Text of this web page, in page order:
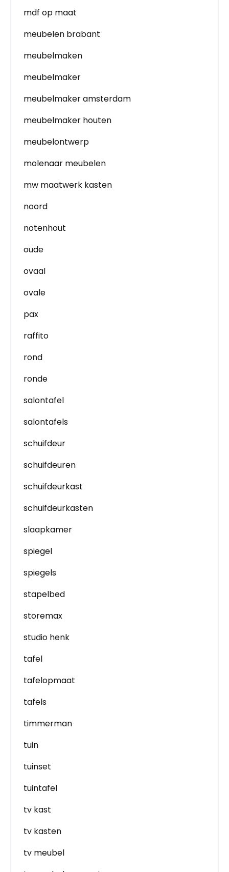
mdf op maat
meubelen brabant
meubelmaken
meubelmaker
meubelmaker amsterdam
meubelmaker houten
meubelontwerp
molenaar meubelen
mw maatwerk kasten
noord
notenhout
oude
ovaal
ovale
pax
raffito
rond
ronde
salontafel
salontafels
schuifdeur
schuifdeuren
schuifdeurkast
schuifdeurkasten
slaapkamer
spiegel
spiegels
stapelbed
storemax
studio henk
tafel
tafelopmaat
tafels
timmerman
tuin
tuinset
tuintafel
tv kast
tv kasten
tv meubel